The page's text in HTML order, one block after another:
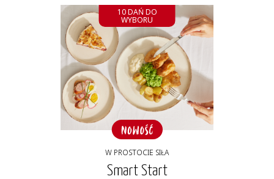
10 DAŃ DO
WYBORU
W PROSTOCIE SIŁA
Smart Start